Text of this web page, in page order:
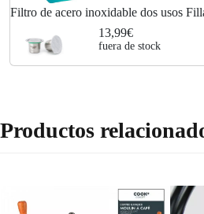
Filtro de acero inoxidable dos usos
reutilizable Capsula Copa Compatible
13,99€
fuera de stock
Productos